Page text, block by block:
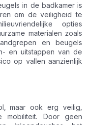
in de badkamer is
om de veiligheid te
opties
materialen zoals
en beugels
en uitstappen van de
op vallen aanzienlijk
maar ook erg veilig,
mobiliteit. Door geen